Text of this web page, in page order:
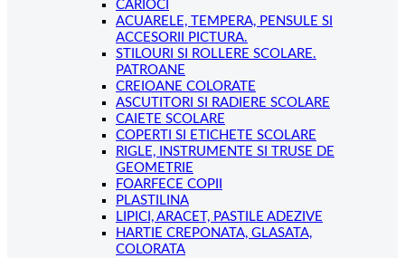
CARIOCI
ACUARELE, TEMPERA, PENSULE SI
ACCESORII PICTURA.
STILOURI SI ROLLERE SCOLARE.
PATROANE
CREIOANE COLORATE
ASCUTITORI SI RADIERE SCOLARE
CAIETE SCOLARE
COPERTI SI ETICHETE SCOLARE
RIGLE, INSTRUMENTE SI TRUSE DE
GEOMETRIE
FOARFECE COPII
PLASTILINA
LIPICI, ARACET, PASTILE ADEZIVE
HARTIE CREPONATA, GLASATA,
COLORATA